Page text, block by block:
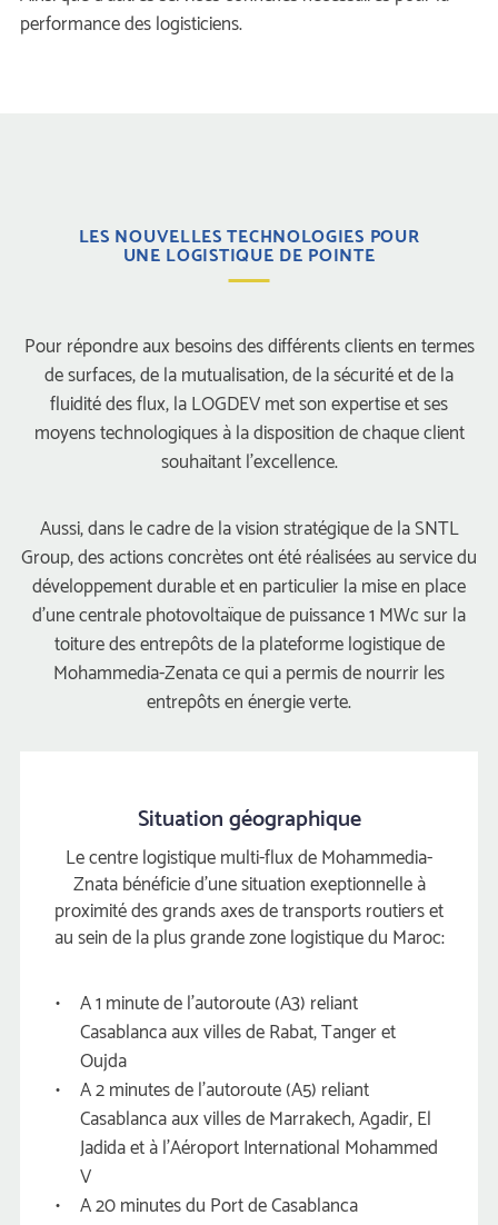
performance des logisticiens.
LES NOUVELLES TECHNOLOGIES POUR
UNE LOGISTIQUE DE POINTE
Pour répondre aux besoins des différents clients en termes
de surfaces, de la mutualisation, de la sécurité et de la
fluidité des flux, la LOGDEV met son expertise et ses
moyens technologiques à la disposition de chaque client
ouhaitant l’excellence.
Aussi, dans le cadre de la vision stratégique de la SNTL
Group, des actions concrètes ont été réalisées au service du
développement durable et en particulier la mise en place
d’une centrale photovoltaïque de puissance 1 MWc sur la
toiture des entrepôts de la plateforme logistique de
Mohammedia-Zenata ce qui a permis de nourrir les
entrepôts en énergie verte.
Situation géographique
Le centre logistique multi-flux de Mohammedia-
Znata bénéficie d'une situation exeptionnelle à
proximité des grands axes de transports routiers et
au sein de la plus grande zone logistique du Maroc:
A 1 minute de l'autoroute (A3) reliant
Casablanca aux villes de Rabat, Tanger et
Oujda
A 2 minutes de l'autoroute (A5) reliant
Casablanca aux villes de Marrakech, Agadir, El
Jadida et à l'Aéroport International Mohammed
V
A 20 minutes du Port de Casablanca